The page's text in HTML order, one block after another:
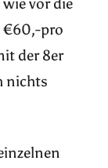
€60,-pro
der 8er
nichts